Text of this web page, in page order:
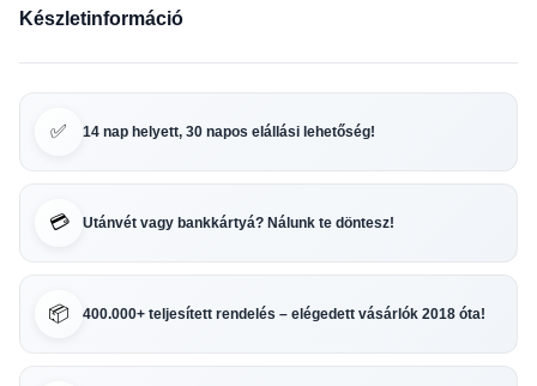
Készletinformáció
✅ 14 nap helyett, 30 napos elállási lehetőség!
💳 Utánvét vagy bankkártyá? Nálunk te döntesz!
📦 400.000+ teljesített rendelés – elégedett vásárlók 2018 óta!